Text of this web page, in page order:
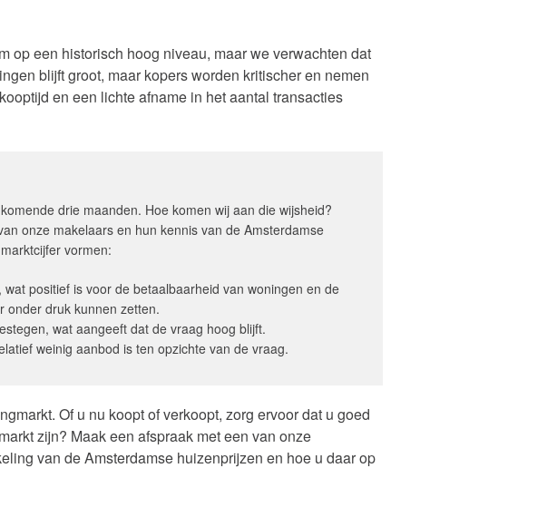
op een historisch hoog niveau, maar we verwachten dat
blijft groot, maar kopers worden kritischer en nemen
en een lichte afname in het aantal transacties
drie maanden. Hoe komen wij aan die wijsheid?
onze makelaars en hun kennis van de Amsterdamse
vormen:
positief is voor de betaalbaarheid van woningen en de
onder druk kunnen zetten.
wat aangeeft dat de vraag hoog blijft.
weinig aanbod is ten opzichte van de vraag.
Of u nu koopt of verkoopt, zorg ervoor dat u goed
zijn? Maak een afspraak met een van onze
van de Amsterdamse huizenprijzen en hoe u daar op